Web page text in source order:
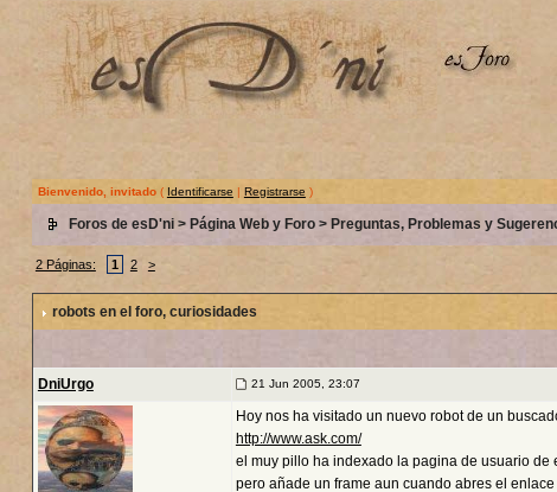
Bienvenido, invitado( Identificarse | Registrarse )
Foros de esD'ni> Página Web y Foro> Preguntas, Problemas y
2 Páginas: 1 2 >
robots en el foro, curiosidades
DniUrgo 21 Jun 2005, 23:07
Hoy nos ha visitado un nuevo robot de un
http://www.ask.com/
el muy pillo ha indexado la pagina de usuario de
pero añade un frame aun cuando abres el